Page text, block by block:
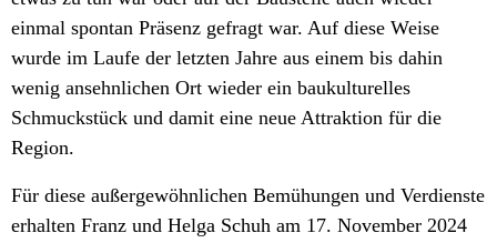
einmal spontan Präsenz gefragt war. Auf diese Weise
wurde im Laufe der letzten Jahre aus einem bis dahin
wenig ansehnlichen Ort wieder ein baukulturelles
Schmuckstück und damit eine neue Attraktion für die
Region.
Für diese außergewöhnlichen Bemühungen und Verdienste
erhalten Franz und Helga Schuh am 17. November 2024